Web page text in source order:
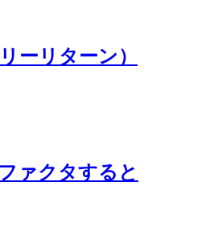
ーリターン）
ァクタすると